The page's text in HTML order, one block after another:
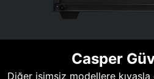
Casper
Diğer isimsiz modellere